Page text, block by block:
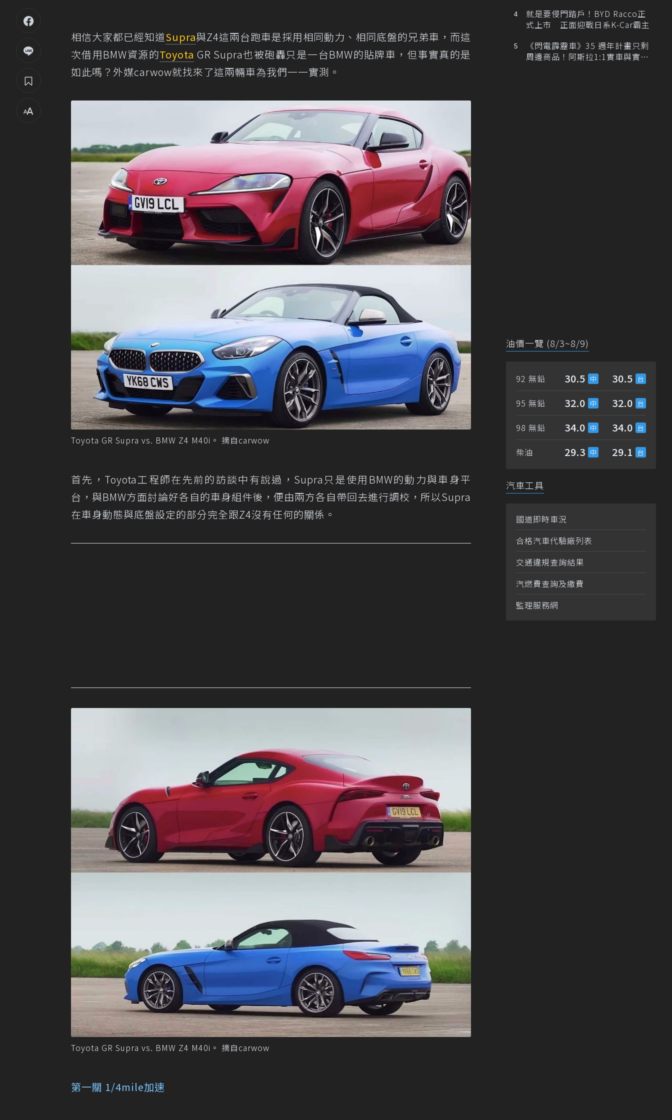
相信大家都已經知道Supra與Z4這兩台跑車是採用相同動力、相同底盤的兄弟車，而這
次借用BMW資源的Toyota GR Supra也被砲轟只是一台BMW的貼牌車，但事實真的是
如此嗎？外媒carwow就找來了這兩輛車為我們一一實測。
Toyota GR Supra vs. BMW Z4 M40i。 摘自carwow
首先，Toyota工程師在先前的訪談中有說過，Supra只是使用BMW的動力與車身平
台，與BMW方面討論好各自的車身組件後，便由兩方各自帶回去進行調校，所以Supra
在車身動態與底盤設定的部分完全跟Z4沒有任何的關係。
Toyota GR Supra vs. BMW Z4 M40i。 摘自carwow
第一關 1/4mile加速
就是要侵門踏戶！BYD Racco正
式上市 正面迎戰日系K-Car霸主
《閃電霹靂車》35 週年計畫只剩
周邊商品！阿斯拉1:1實車與實體
油價一覽 (8/3~8/9)
92 無鉛 30.5 30.5
95 無鉛 32.0 32.0
98 無鉛 34.0 34.0
柴油 29.3 29.1
汽車工具
國道即時車況
合格汽車代驗廠列表
交通違規查詢結果
汽燃費查詢及繳費
監理服務網